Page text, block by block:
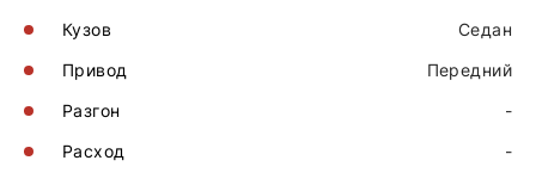
Кузов
Седан
Привод
Передний
Разгон
-
Расход
-